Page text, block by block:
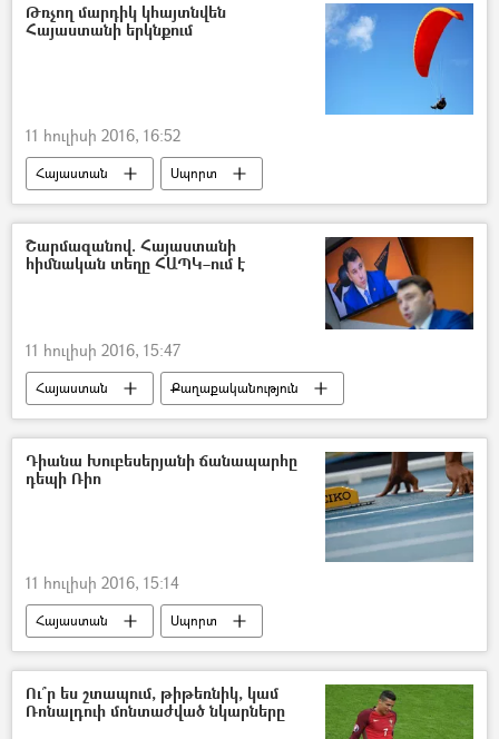
Թռչող մարդիկ կհայտնվեն
Հայաստանի երկնքում
11 հուլիսի 2016, 16:52
Հայաստան Սպորտ
Շարմազանով. Հայաստանի
հիմնական տեղը ՀԱՊԿ–ում է
11 հուլիսի 2016, 15:47
Հայաստան
Քաղաքականություն
Արցախ
ԱԺ փոխնախագահ Էդուարդ Շարմազանով
Դիանա Խուբեսերյանի ճանապարհը
դեպի Ռիո
11 հուլիսի 2016, 15:14
Հայաստան Սպորտ
Ու՞ր ես շտապում, թիթեռնիկ, կամ
Ռոնալդուի մոնտաժված նկարները